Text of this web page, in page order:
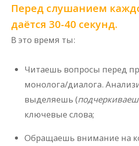
Перед слушанием
даётся 30-40 секунд.
В это время ты:
Читаешь вопросы перед
монолога/диалога.
выделяешь (
ключевые слова;
Обращаешь внимание на